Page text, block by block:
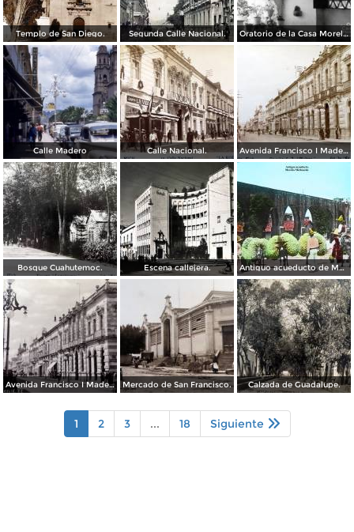
Templo de San Diego. Segunda Calle Nacional. Oratorio de la Casa Morelos
Calle Madero Calle Nacional. Avenida Francisco I Madero.
Bosque Cuahutemoc. Escena callejera. Antiguo acueducto de Morelia Michoacán.
Avenida Francisco I Madero. Mercado de San Francisco. Calzada de Guadalupe.
1 2 3 ... 18 Siguiente